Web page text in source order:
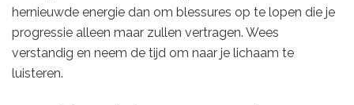
hernieuwde energie dan om blessures op te lopen die je
progressie alleen maar zullen vertragen. Wees
verstandig en neem de tijd om naar je lichaam te
luisteren.